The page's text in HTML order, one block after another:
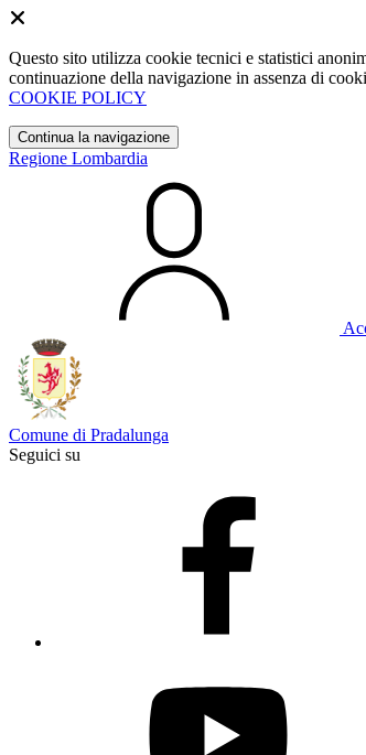
Questo sito utilizza cookie tecnici e statistici
continuazione della navigazione in assenza di
COOKIE POLICY
Continua la navigazione
Regione Lombardia
Comune di Pradalunga
Seguici su